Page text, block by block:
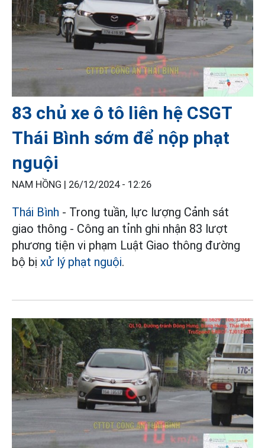
83 chủ xe ô tô liên hệ CSGT
Thái Bình sớm để nộp phạt
nguội
NAM HỒNG | 26/12/2024 - 12:26
Thái Bình - Trong tuần, lực lượng Cảnh sát
giao thông - Công an tỉnh ghi nhận 83 lượt
phương tiện vi phạm Luật Giao thông đường
bộ bị xử lý phạt nguội.